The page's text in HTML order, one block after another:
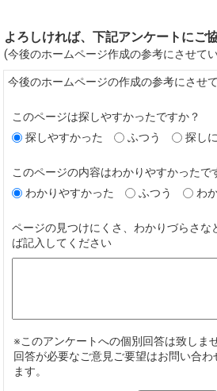
よろしければ、下記アンケートにご
(今後のホームページ作成の参考にさせてい
今後のホームページの作成の参考にさせ
このページは探しやすかったですか？
探しやすかった ふつう 探し
このページの内容はわかりやすかった
わかりやすかった ふつう わ
ページの見つけにくさ、わかりづらさな
ば記入してください
※このアンケートへの個別回答は致しませ
回答が必要なご意見ご要望はお問い合
ます。